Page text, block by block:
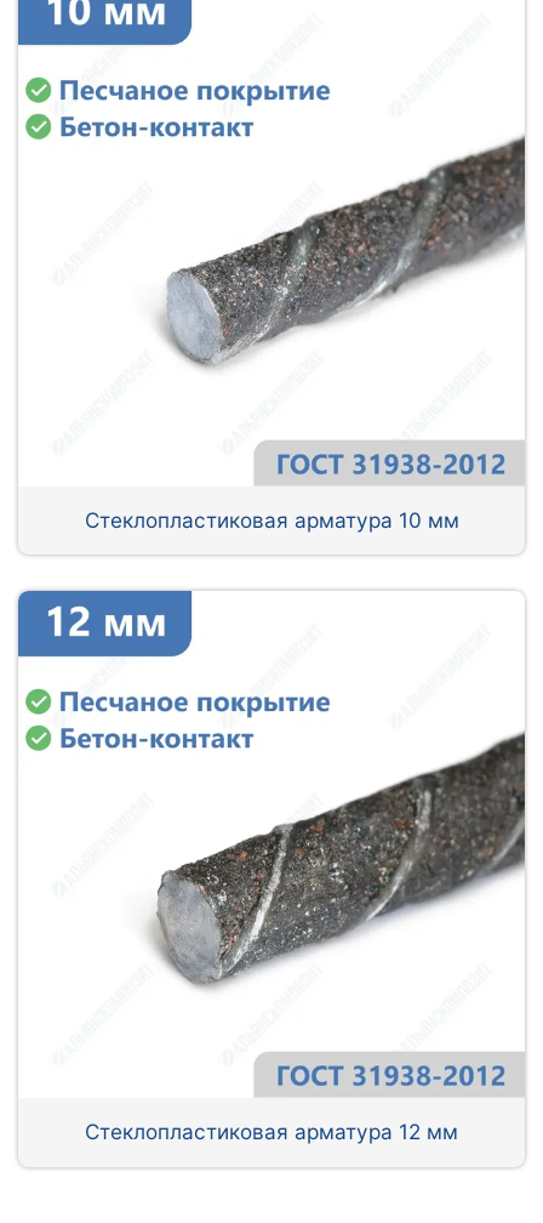
Стеклопластиковая арматура 10 мм
Стеклопластиковая арматура 12 мм